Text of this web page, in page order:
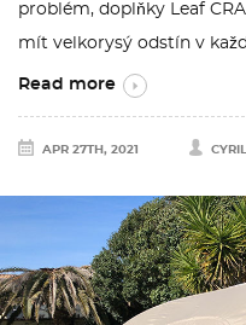
problém, doplňky Leaf
mít velkorysý odstín v
Read more
APR 27TH, 2021